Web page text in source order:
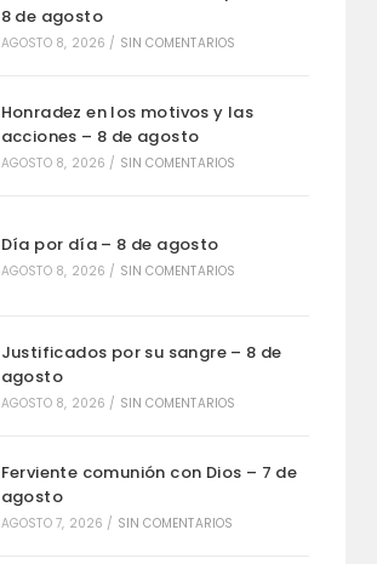
8 de agosto
AGOSTO 8, 2026 / SIN COMENTARIOS
Honradez en los motivos y las
acciones – 8 de agosto
AGOSTO 8, 2026 / SIN COMENTARIOS
Día por día – 8 de agosto
AGOSTO 8, 2026 / SIN COMENTARIOS
Justificados por su sangre – 8 de
agosto
AGOSTO 8, 2026 / SIN COMENTARIOS
Ferviente comunión con Dios – 7 de
agosto
AGOSTO 7, 2026 / SIN COMENTARIOS